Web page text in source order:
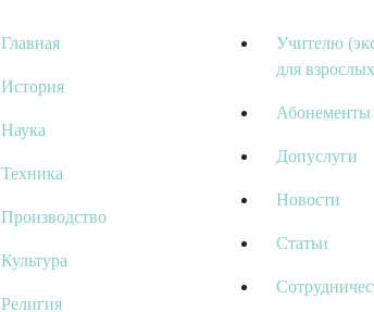
Главная
История
Наука
Техника
Производство
Культура
Религия
Учителю
для
Абонементы
Допуслуги
Новости
Статьи